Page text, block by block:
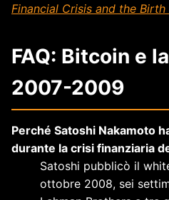
Financial Crisis and the
FAQ: Bitcoin e
2007-2009
Perché Satoshi Nakamoto
durante la crisi finanziaria
Satoshi pubblicò il
ottobre 2008, sei